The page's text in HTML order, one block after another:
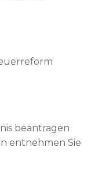
beantragen
entnehmen Sie